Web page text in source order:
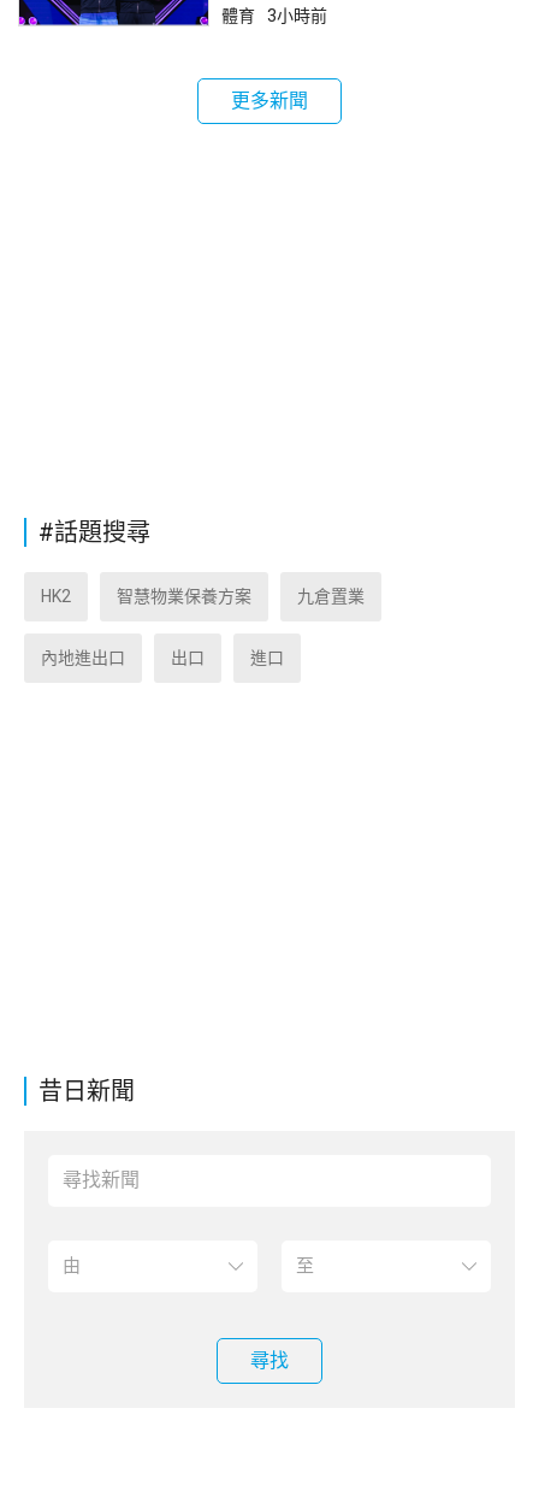
昔日新聞
尋找
體育 3小時前
更多新聞
#話題搜尋
HK2 智慧物業保養方案 九倉置業
內地進出口 出口 進口